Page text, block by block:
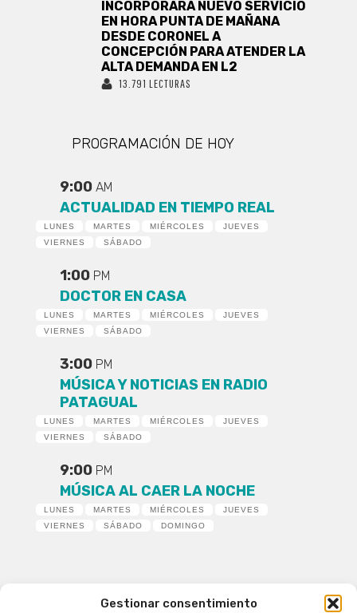
Gestionar consentimiento
INCORPORARÁ NUEVO SERVICIO
EN HORA PUNTA DE MAÑANA
DESDE CORONEL A
CONCEPCIÓN PARA ATENDER LA
ALTA DEMANDA EN L2
13.791 LECTURAS
PROGRAMACIÓN DE HOY
9:00 AM
ACTUALIDAD EN TIEMPO REAL
LUNES MARTES MIÉRCOLES
JUEVES
VIERNES
SÁBADO
1:00 PM
DOCTOR EN CASA
LUNES MARTES MIÉRCOLES
JUEVES
VIERNES
SÁBADO
3:00 PM
MÚSICA Y NOTICIAS EN RADIO
PATAGUAL
LUNES MARTES MIÉRCOLES
JUEVES
VIERNES
SÁBADO
9:00 PM
MÚSICA AL CAER LA NOCHE
LUNES MARTES MIÉRCOLES
JUEVES
VIERNES
SÁBADO DOMINGO